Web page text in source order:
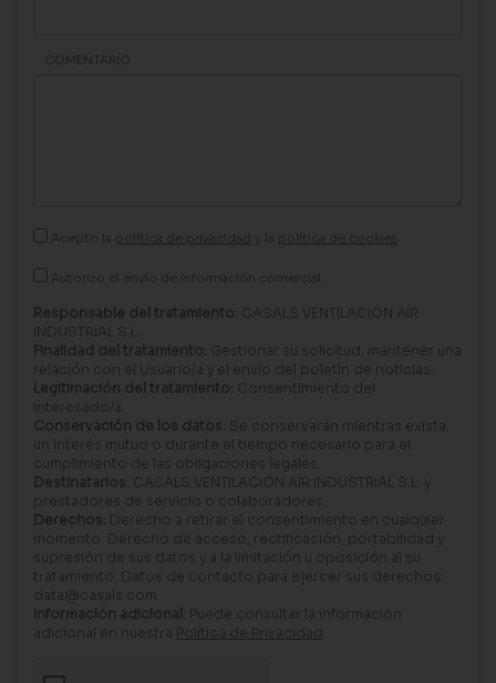
COMENTARIO
Acepto la política de privacidad y la política de cookies
Autorizo el envío de información comercial.
Responsable del tratamiento: CASALS VENTILACIÓN AIR
INDUSTRIAL S.L.
Finalidad del tratamiento: Gestionar su solicitud, mantener una
relación con el Usuario/a y el envío del boletín de noticias.
Legitimación del tratamiento: Consentimiento del
interesado/a.
Conservación de los datos: Se conservarán mientras exista
un interés mutuo o durante el tiempo necesario para el
cumplimiento de las obligaciones legales.
Destinatarios: CASALS VENTILACIÓN AIR INDUSTRIAL S.L. y
prestadores de servicio o colaboradores.
Derechos: Derecho a retirar el consentimiento en cualquier
momento. Derecho de acceso, rectificación, portabilidad y
supresión de sus datos y a la limitación u oposición al su
tratamiento. Datos de contacto para ejercer sus derechos:
data@casals.com
Información adicional: Puede consultar la información
adicional en nuestra Política de Privacidad